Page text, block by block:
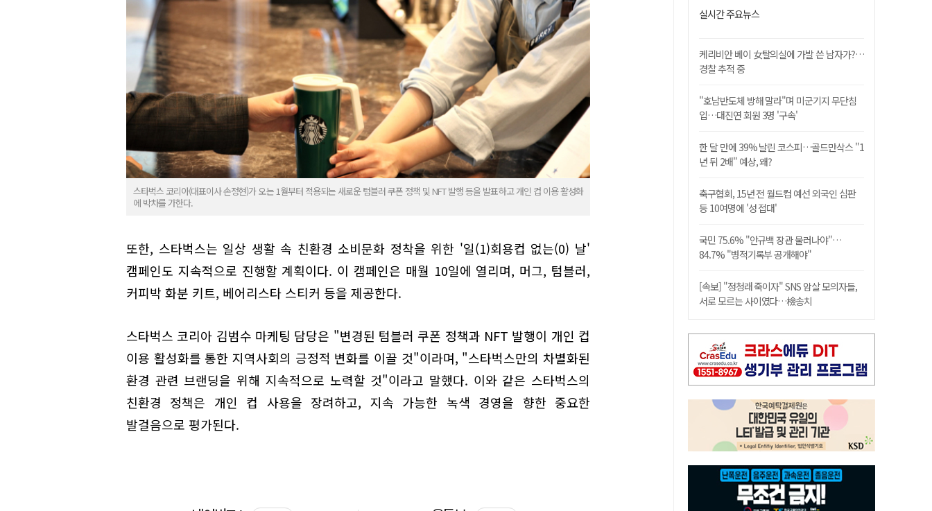
스타벅스 코리아(대표이사 손정현)가 오는 1월부터 적용되는 새로운 텀블러 쿠폰 정책 및 NFT 발행 등을 발표하고 개인 컵 이용 활성화
에 박차를 가한다.
또한, 스타벅스는 일상 생활 속 친환경 소비문화 정착을 위한 '일(1)회용컵 없는(0) 날'
캠페인도 지속적으로 진행할 계획이다. 이 캠페인은 매월 10일에 열리며, 머그, 텀블러,
커피박 화분 키트, 베어리스타 스티커 등을 제공한다.
스타벅스 코리아 김범수 마케팅 담당은 "변경된 텀블러 쿠폰 정책과 NFT 발행이 개인 컵
이용 활성화를 통한 지역사회의 긍정적 변화를 이끌 것"이라며, "스타벅스만의 차별화된
환경 관련 브랜딩을 위해 지속적으로 노력할 것"이라고 말했다. 이와 같은 스타벅스의
친환경 정책은 개인 컵 사용을 장려하고, 지속 가능한 녹색 경영을 향한 중요한
발걸음으로 평가된다.
실시간 주요뉴스
케리비안 베이 女탈의실에 가발 쓴 남자가?…
경찰 추적 중
"호남반도체 방해 말라"며 미군기지 무단침
입…대진연 회원 3명 '구속'
한 달 만에 39% 날린 코스피…골드만삭스 "1
년 뒤 2배" 예상, 왜?
축구협회, 15년 전 월드컵 예선 외국인 심판
등 10여명에 '성 접대'
국민 75.6% "안규백 장관 물러나야"…
84.7% "병적기록부 공개해야"
[속보] "정청래 죽이자" SNS 암살 모의자들,
서로 모르는 사이였다…檢송치